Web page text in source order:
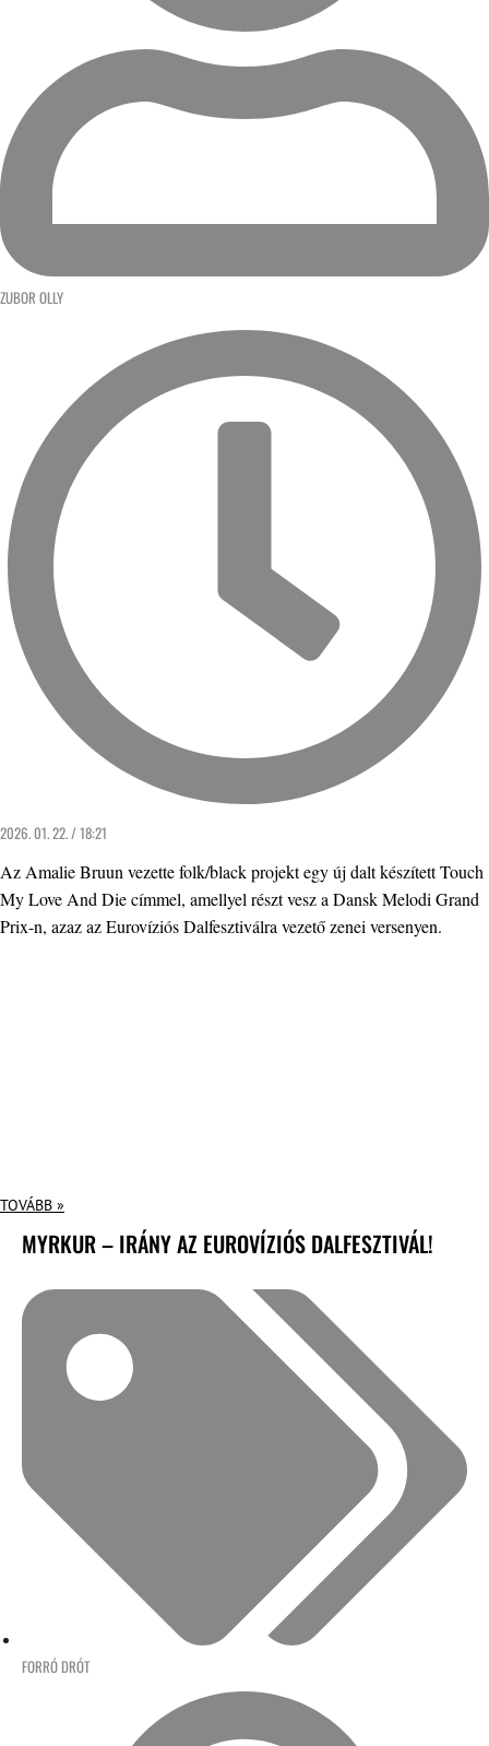
ZUBOR OLLY
2026. 01. 22. / 18:21
Az Amalie Bruun vezette folk/black projekt egy új dalt készített Touch
My Love And Die címmel, amellyel részt vesz a Dansk Melodi Grand
Prix-n, azaz az Eurovíziós Dalfesztiválra vezető zenei versenyen.
TOVÁBB »
MYRKUR – IRÁNY AZ EUROVÍZIÓS DALFESZTIVÁL!
FORRÓ DRÓT